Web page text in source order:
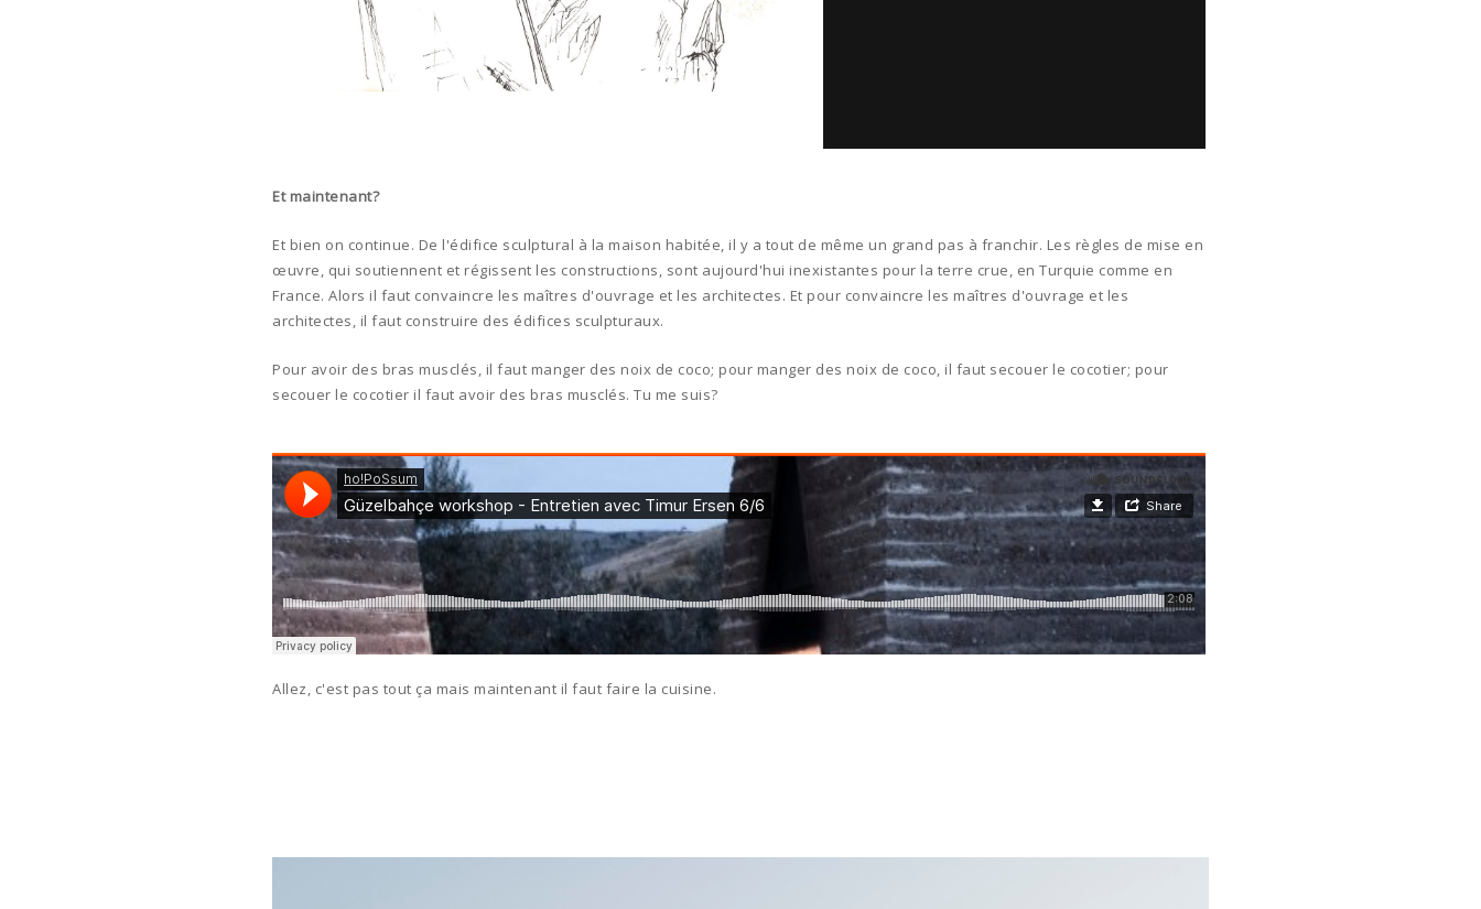
Et maintenant?
Et bien on continue. De l'édifice sculptural à la maison habitée, il y a tout de même un grand pas à franchir. Les règles de mise en
œuvre, qui soutiennent et régissent les constructions, sont aujourd'hui inexistantes pour la terre crue, en Turquie comme en
France. Alors il faut convaincre les maîtres d'ouvrage et les architectes. Et pour convaincre les maîtres d'ouvrage et les
architectes, il faut construire des édifices sculpturaux.
Pour avoir des bras musclés, il faut manger des noix de coco; pour manger des noix de coco, il faut secouer le cocotier; pour
secouer le cocotier il faut avoir des bras musclés. Tu me suis?
Allez, c'est pas tout ça mais maintenant il faut faire la cuisine.